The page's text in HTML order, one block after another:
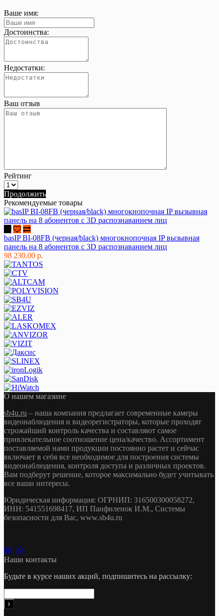
Ваше имя:
Достоинства:
Недостатки:
Ваш отзыв
Рейтинг
Продолжить
Рекомендуемые товары
basIP BI-08FB (черная/black) многокнопочная IP вызывная
панель на 8 абонентов с 3D распознаванием лиц
98 230.00 р.
О нашем магазине
sb4u.ru – наша компания предлагает современные камеры
видеонаблюдения и видеорегистраторы, которые проходят
строжайший контроль качества и составляют самое
привлекательное соотношение цена/качество. Ассортимент
поставляемой нами продукции постоянно растет и сейчас
включает в себя все необходимое для построения системы
видеонаблюдения, контроля доступа и различных проектов.
Вам подберут решение, которое максимально будет учитывать
все ваши интересы.
Юридическая информация: ОГРНИП: 316500300058272,
ИНН: 541551698417, ИП Панфиленок И.М., Системы
безопасности для Вас, www.sb4u.ru
Наши контакты
Будьте в курсе наших акций, подпишитесь на рассылку: